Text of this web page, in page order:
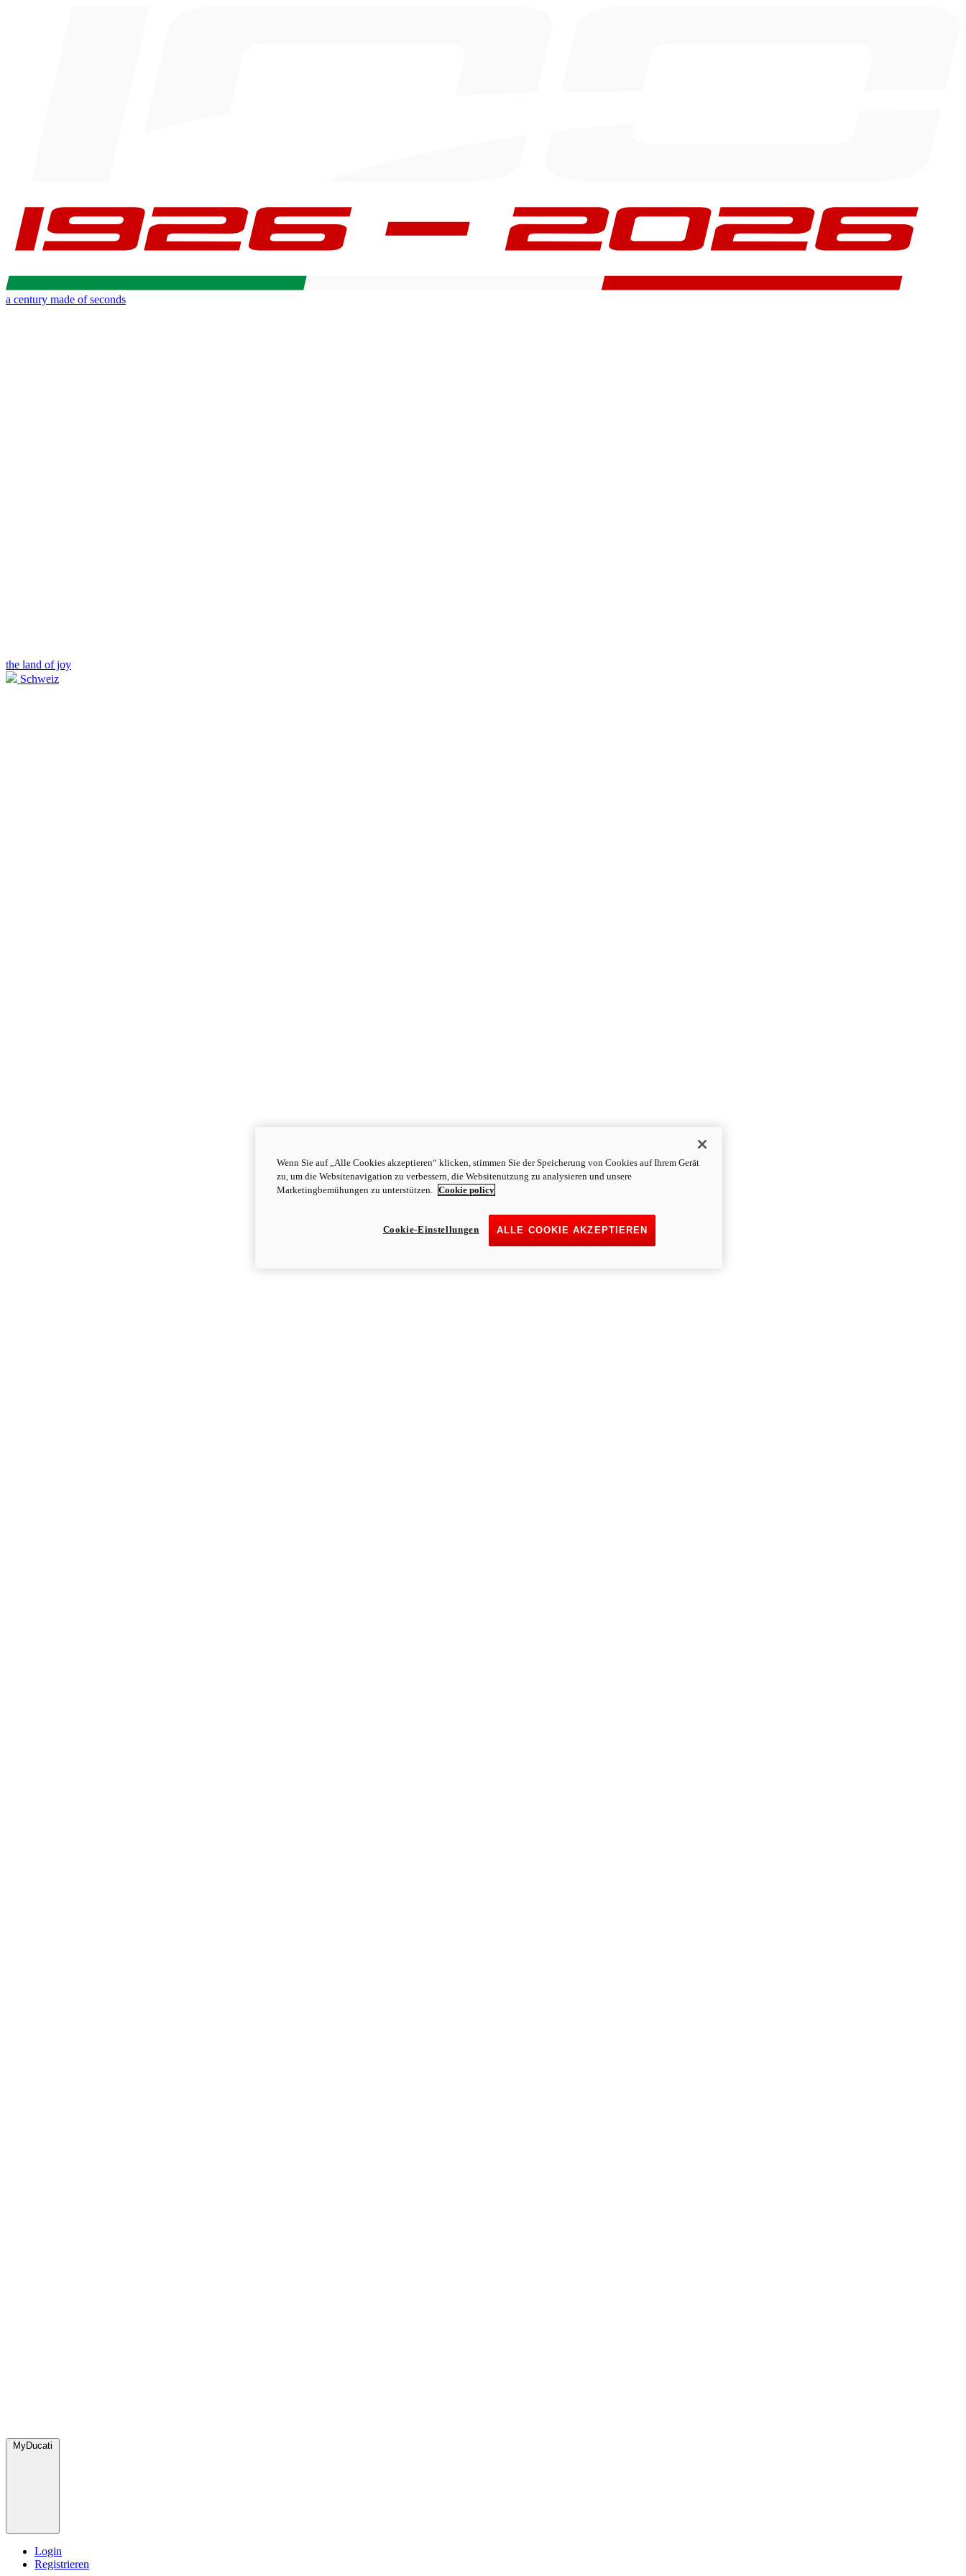
a century made of seconds
the land of joy
Schweiz
MyDucati
Login
Registrieren
Wenn Sie auf „Alle Cookies akzeptieren“ klicken, stimmen Sie der Speicherung von Cookies auf Ihrem Gerät
zu, um die Websitenavigation zu verbessern, die Websitenutzung zu analysieren und unsere
Marketingbemühungen zu unterstützen. Cookie policy
ALLE COOKIE AKZEPTIEREN
Cookie-Einstellungen